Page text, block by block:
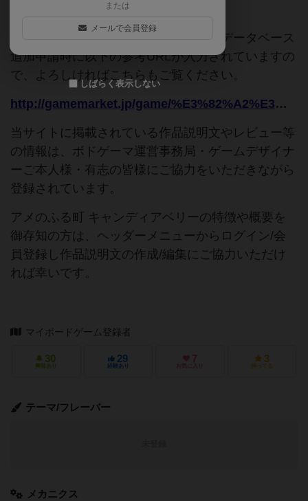
ご協力ください
このページは情報が不足しています。データベース
追加申請時に以下の参考URLが入力されていますの
で、よろしければこちらもご覧ください。
http://gamemarket.jp/game/%E3%82%A2%E3%83%A1%E3%81%AE%E3%81%B5%E3%82%8B%E7%94%BA-%E3%82%AD%E3%83%A3%E3%83%B3%E3%83%87%E3%82%A3%E3%82%A2%E3%83%99%E3%83%AA%E3%83%BC/
当サイトに掲載されている作品説明文やレビュー等
の情報は、ボドゲーマ運営事務局・ゲームデザイナ
ーご本人様・有志の皆様にご協力をいただきながら
登録されています。
アメのふる町 キャンディアベリーの特徴や概要を
御存知の方は、ヘッダーメニューからログイン/会
員登録し作品説明文の作成/編集にご協力いただけ
れば幸いです。
マイボードゲーム登録者
30
興味あり
29
経験あり
7
お気に入り
3
持ってる
テーマ/フレーバー
メカニクス
または
メールで会員登録
しばらく表示しない